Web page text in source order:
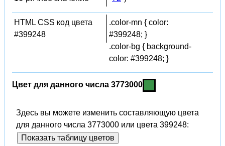
HTML CSS код цвета
#399248
.color-mn { color:
#399248; }
.color-bg { background-
color: #399248; }
Цвет для данного числа 3773000
Здесь вы можете изменить составляющую цвета
для данного числа 3773000 или цвета 399248:
Показать таблицу цветов